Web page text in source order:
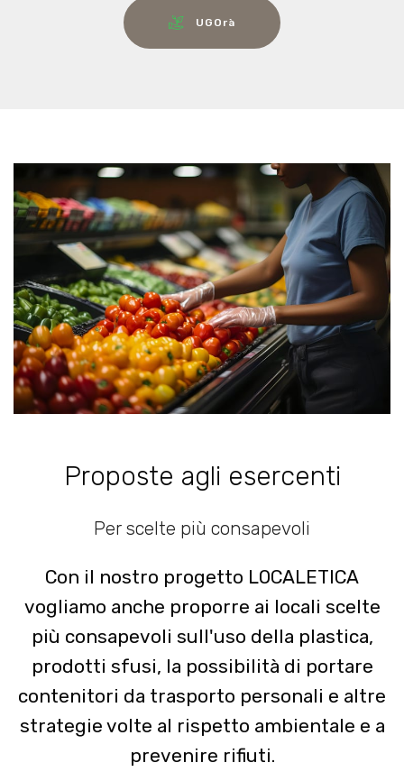
UGOrà
Proposte agli esercenti
Per scelte più consapevoli
Con il nostro progetto LOCALETICA
vogliamo anche proporre ai locali scelte
più consapevoli sull'uso della plastica,
prodotti sfusi, la possibilità di portare
contenitori da trasporto personali e altre
strategie volte al rispetto ambientale e a
prevenire rifiuti.